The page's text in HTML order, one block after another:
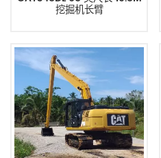
挖掘机长臂